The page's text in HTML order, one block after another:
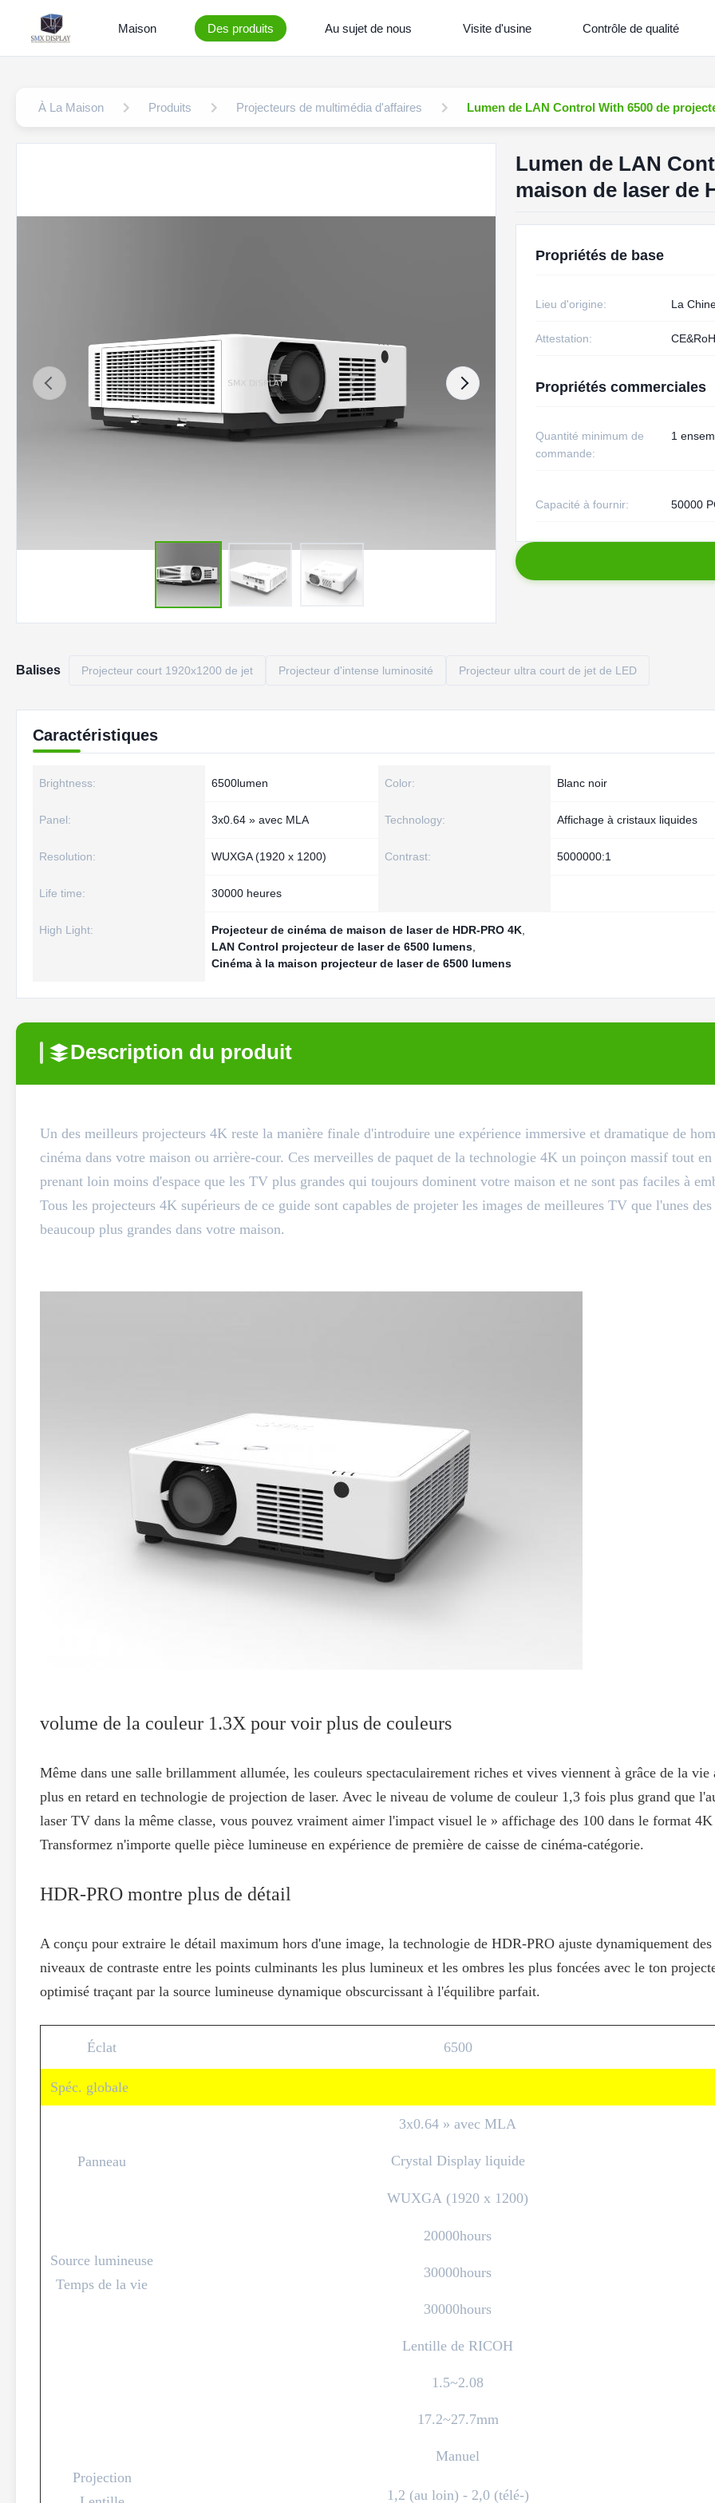
Maison Des produits Au sujet de nous Visite d'usine Contrôle de qualité
À La Maison Produits Projecteurs de multimédia d'affaires Lumen de LAN Control With 6500 de
Lumen de LAN
maison de laser de
Propriétés de base
Lieu d'origine: La
Attestation:
Propriétés commerciales
Quantité minimum de
commande:
1
Capacité à fournir: 50000
Balises Projecteur court 1920x1200 de jet Projecteur d'intense luminosité Projecteur ultra court de jet de LED
Caractéristiques
Brightness: 6500lumen Color: Blanc noir
Panel: 3x0.64 » avec MLA Technology: Affichage à cristaux liquides
Resolution: WUXGA (1920 x 1200) Contrast: 5000000:1
Life time: 30000 heures
High Light: Projecteur de cinéma de maison de laser de HDR-PRO 4K
LAN Control projecteur de laser de 6500 lumens
Cinéma à la maison projecteur de laser de 6500 lumens
Description du produit
Un des meilleurs projecteurs 4K reste la manière finale d'introduire une expérience immersive et dramatique de
cinéma dans votre maison ou arrière-cour. Ces merveilles de paquet de la technologie 4K un poinçon massif tout en
prenant loin moins d'espace que les TV plus grandes qui toujours dominent votre maison et ne sont pas faciles à
Tous les projecteurs 4K supérieurs de ce guide sont capables de projeter les images de meilleures TV que l'unes des
beaucoup plus grandes dans votre maison.
volume de la couleur 1.3X pour voir plus de couleurs
Même dans une salle brillamment allumée, les couleurs spectaculairement riches et vives viennent à grâce de la vie
plus en retard en technologie de projection de laser. Avec le niveau de volume de couleur 1,3 fois plus grand que
laser TV dans la même classe, vous pouvez vraiment aimer l'impact visuel le » affichage des 100 dans le format
Transformez n'importe quelle pièce lumineuse en expérience de première de caisse de cinéma-catégorie.
HDR-PRO montre plus de détail
A conçu pour extraire le détail maximum hors d'une image, la technologie de HDR-PRO ajuste dynamiquement des
niveaux de contraste entre les points culminants les plus lumineux et les ombres les plus foncées avec le ton
optimisé traçant par la source lumineuse dynamique obscurcissant à l'équilibre parfait.
Éclat 6500
Spéc. globale
Panneau
3x0.64 » avec MLA
Crystal Display liquide
WUXGA (1920 x 1200)
Source lumineuse
Temps de la vie
20000hours
30000hours
30000hours
Projection
Lentille de RICOH
1.5~2.08
17.2~27.7mm
Manuel
1,2 (au loin) - 2,0 (télé-)